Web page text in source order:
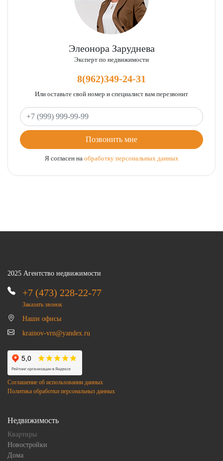
Элеонора Заруднева
Эксперт по недвижимости
8(962)349-24-31
Или оставьте свой номер и специалист вам перезвонит
Позвонить мне
Я согласен на обработку персональных данных
2025 Агентство недвижимости
+7 (473) 228-22-77
Заказать звонок
Наши офисы
krainov-vrn@yandex.ru
Соглашение об использовании данных
Политика обработки персональныз данных
Недвижимость
Квартиры
Новостройки
Дома